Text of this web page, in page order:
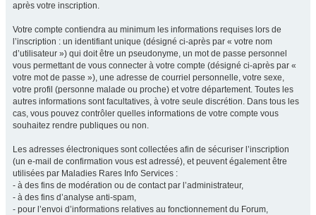
après votre inscription.
Votre compte contiendra au minimum les informations requises lors de
l’inscription : un identifiant unique (désigné ci-après par « votre nom
d’utilisateur ») qui doit être un pseudonyme, un mot de passe personnel
vous permettant de vous connecter à votre compte (désigné ci-après par «
votre mot de passe »), une adresse de courriel personnelle, votre sexe,
votre profil (personne malade ou proche) et votre département. Toutes les
autres informations sont facultatives, à votre seule discrétion. Dans tous les
cas, vous pouvez contrôler quelles informations de votre compte vous
souhaitez rendre publiques ou non.
Les adresses électroniques sont collectées afin de sécuriser l’inscription
(un e-mail de confirmation vous est adressé), et peuvent également être
utilisées par Maladies Rares Info Services :
- à des fins de modération ou de contact par l’administrateur,
- à des fins d’analyse anti-spam,
- pour l’envoi d’informations relatives au fonctionnement du Forum,